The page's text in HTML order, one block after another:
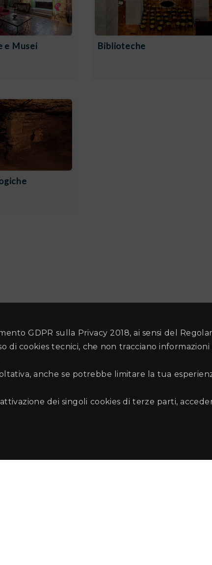
e Musei Biblioteche
GDPR sulla Privacy 2018, ai sensi del
di cookies tecnici, che non tracciano
anche se potrebbe limitare la tua
dei singoli cookies di terze parti,